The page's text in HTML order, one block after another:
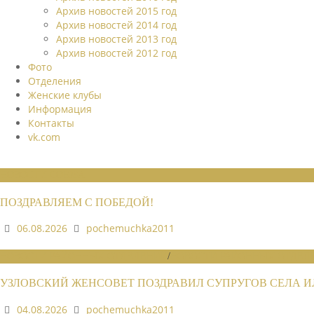
Архив новостей 2015 год
Архив новостей 2014 год
Архив новостей 2013 год
Архив новостей 2012 год
Фото
Отделения
Женские клубы
Информация
Контакты
vk.com
ПОЗДРАВЛЯЕМ С ПОБЕДОЙ!
06.08.2026
pochemuchka2011
/
УЗЛОВСКИЙ ЖЕНСОВЕТ ПОЗДРАВИЛ СУПРУГОВ СЕЛА
04.08.2026
pochemuchka2011